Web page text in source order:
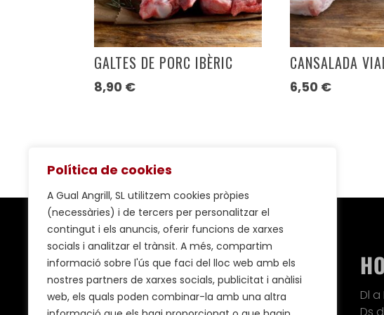
Política de cookies
A Gual Angrill, SL utilitzem cookies pròpies
(necessàries) i de tercers per personalitzar el
contingut i els anuncis, oferir funcions de xarxes
socials i analitzar el trànsit. A més, compartim
informació sobre l'ús que faci del lloc web amb els
nostres partners de xarxes socials, publicitat i anàlisi
web, els quals poden combinar-la amb una altra
GALTES DE PORC IBÈRIC
8,90 €
CANSALADA
6,50 €
CARNISSERIA GUAL
Pl. Sant Joan, 8 –Mapa
Dl